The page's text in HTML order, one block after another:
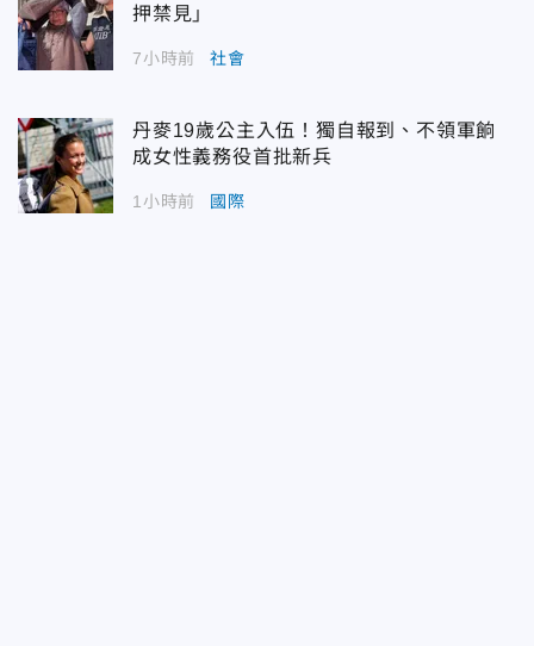
押禁見」
7小時前 社會
丹麥19歲公主入伍！獨自報到、不領軍餉
成女性義務役首批新兵
1小時前 國際